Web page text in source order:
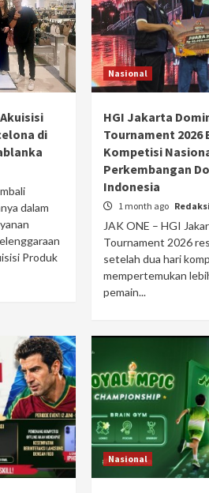
di
dalam
Produk
Nasional
HGI Jakarta
Tournament 2026
Kompetisi
Perkembangan
Indonesia
1 month ago Redaksi
JAK ONE – HGI
Tournament 2026
setelah dua hari
mempertemukan
pemain...
Nasional